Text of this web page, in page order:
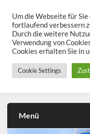
content
Chemie kann man
Menü
Um die Webseite für
fortlaufend verbessern
Durch die weitere
Verwendung von
Cookies erhalten Sie in
Cookie Settings